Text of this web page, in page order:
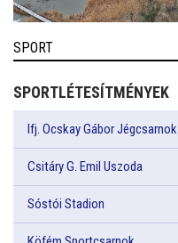
SPORT
SPORTLÉTESÍTMÉNYEK
Ifj. Ocskay Gábor Jégcsarnok
Csitáry G. Emil Uszoda
Sóstói Stadion